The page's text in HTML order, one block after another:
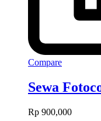
Compare
Sewa
Rp 900,000